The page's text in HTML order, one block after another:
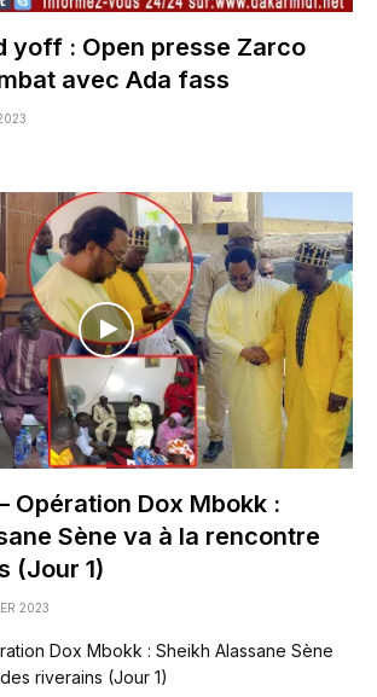
yoff : Open presse Zarco
avec Ada fass
Opération Dox Mbokk :
Sène va à la rencontre
(Jour 1)
2023
Dox Mbokk : Sheikh Alassane Sène
riverains (Jour 1)